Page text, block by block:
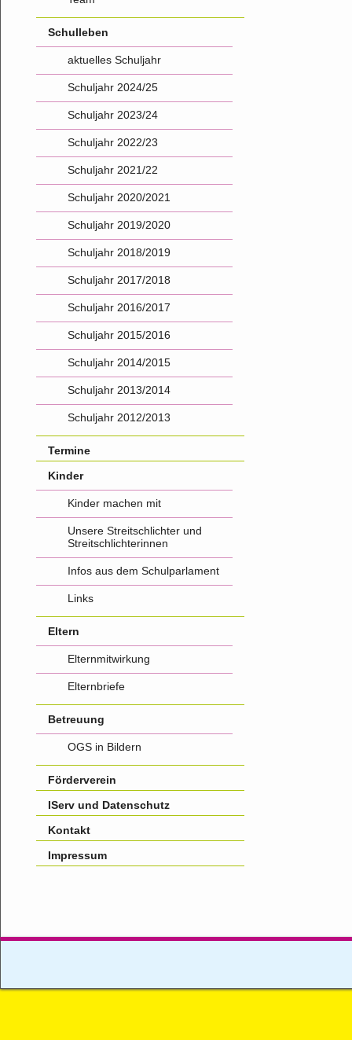
Schulleben
aktuelles Schuljahr
Schuljahr 2024/25
Schuljahr 2023/24
Schuljahr 2022/23
Schuljahr 2021/22
Schuljahr 2020/2021
Schuljahr 2019/2020
Schuljahr 2018/2019
Schuljahr 2017/2018
Schuljahr 2016/2017
Schuljahr 2015/2016
Schuljahr 2014/2015
Schuljahr 2013/2014
Schuljahr 2012/2013
Termine
Kinder
Kinder machen mit
Unsere Streitschlichter und
Streitschlichterinnen
Infos aus dem Schulparlament
Links
Eltern
Elternmitwirkung
Elternbriefe
Betreuung
OGS in Bildern
Förderverein
IServ und Datenschutz
Kontakt
Impressum